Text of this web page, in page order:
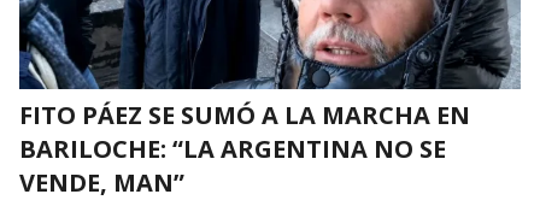
FITO PÁEZ SE SUMÓ A LA MARCHA EN
BARILOCHE: “LA ARGENTINA NO SE
VENDE, MAN”